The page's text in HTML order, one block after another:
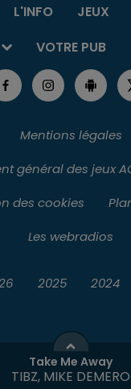
Take Me Away
TIBZ, MIKE DEMERO
L'INFO JEUX
VOTRE PUB
Mentions légales
général des jeux
des cookies
Les webradios
2025 2024